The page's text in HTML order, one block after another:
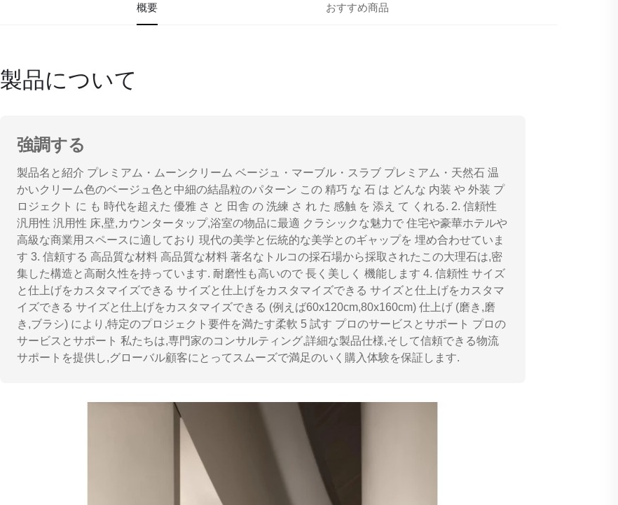
概要 おすすめ商品
製品について
強調する
製品名と紹介 プレミアム・ムーンクリーム ベージュ・マーブル・スラブ プレミアム・天然石 温
かいクリーム色のベージュ色と中細の結晶粒のパターン この 精巧 な 石 は どんな 内装 や 外装 プ
ロジェクト に も 時代を超えた 優雅 さ と 田舎 の 洗練 さ れ た 感触 を 添え て くれる. 2. 信頼性
汎用性 汎用性 床,壁,カウンタータップ,浴室の物品に最適 クラシックな魅力で 住宅や豪華ホテルや
高級な商業用スペースに適しており 現代の美学と伝統的な美学とのギャップを 埋め合わせていま
す 3. 信頼する 高品質な材料 高品質な材料 著名なトルコの採石場から採取されたこの大理石は,密
集した構造と高耐久性を持っています. 耐磨性も高いので 長く美しく 機能します 4. 信頼性 サイズ
と仕上げをカスタマイズできる サイズと仕上げをカスタマイズできる サイズと仕上げをカスタマ
イズできる サイズと仕上げをカスタマイズできる (例えば60x120cm,80x160cm) 仕上げ (磨き,磨
き,ブラシ) により,特定のプロジェクト要件を満たす柔軟 5 試す プロのサービスとサポート プロの
サービスとサポート 私たちは,専門家のコンサルティング,詳細な製品仕様,そして信頼できる物流
サポートを提供し,グローバル顧客にとってスムーズで満足のいく購入体験を保証します.